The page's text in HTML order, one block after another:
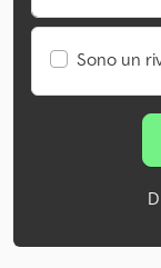
Sono un